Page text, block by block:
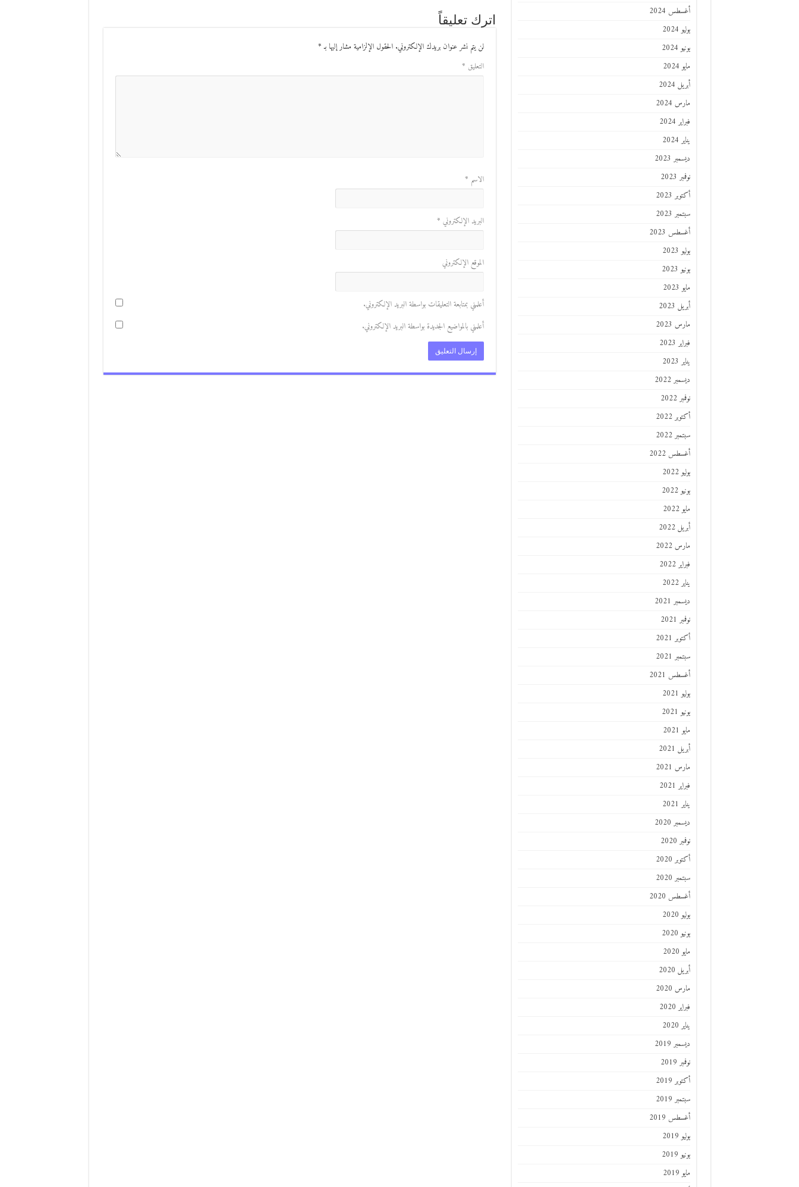
اترك تعليقاً
لن يتم نشر عنوان بريدك الإلكتروني. الحقول الإلزامية مشار إليها بـ*
التعليق *
الاسم *
البريد الإلكتروني *
الموقع الإلكتروني
أعلمني بمتابعة التعليقات بواسطة البريد الإلكتروني.
أعلمني بالمواضيع الجديدة بواسطة البريد الإلكتروني.
أغسطس 2024
يوليو 2024
يونيو 2024
مايو 2024
أبريل 2024
مارس 2024
فبراير 2024
يناير 2024
ديسمبر 2023
نوفمبر 2023
أكتوبر 2023
سبتمبر 2023
أغسطس 2023
يوليو 2023
يونيو 2023
مايو 2023
أبريل 2023
مارس 2023
فبراير 2023
يناير 2023
ديسمبر 2022
نوفمبر 2022
أكتوبر 2022
سبتمبر 2022
أغسطس 2022
يوليو 2022
يونيو 2022
مايو 2022
أبريل 2022
مارس 2022
فبراير 2022
يناير 2022
ديسمبر 2021
نوفمبر 2021
أكتوبر 2021
سبتمبر 2021
أغسطس 2021
يوليو 2021
يونيو 2021
مايو 2021
أبريل 2021
مارس 2021
فبراير 2021
يناير 2021
ديسمبر 2020
نوفمبر 2020
أكتوبر 2020
سبتمبر 2020
أغسطس 2020
يوليو 2020
يونيو 2020
مايو 2020
أبريل 2020
مارس 2020
فبراير 2020
يناير 2020
ديسمبر 2019
نوفمبر 2019
أكتوبر 2019
سبتمبر 2019
أغسطس 2019
يوليو 2019
يونيو 2019
مايو 2019